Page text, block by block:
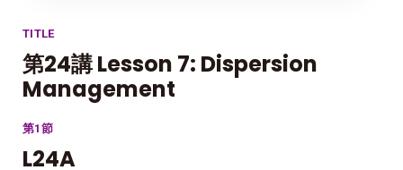
TITLE
第24講 Lesson 7: Dispersion
Management
第1節
L24A